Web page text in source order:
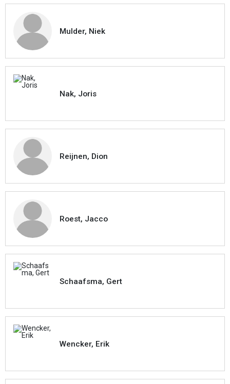
Mulder, Niek
Nak, Joris
Reijnen, Dion
Roest, Jacco
Schaafsma, Gert
Wencker, Erik